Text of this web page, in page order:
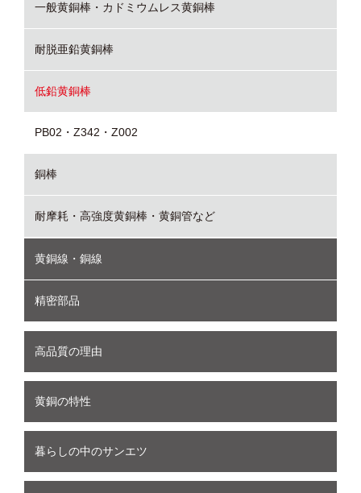
一般黄銅棒・カドミウムレス黄銅棒
耐脱亜鉛黄銅棒
低鉛黄銅棒
PB02・Z342・Z002
銅棒
耐摩耗・高強度黄銅棒・黄銅管など
黄銅線・銅線
精密部品
高品質の理由
黄銅の特性
暮らしの中のサンエツ